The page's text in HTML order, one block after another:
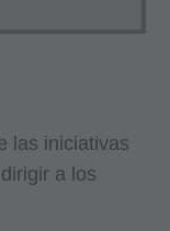
las iniciativas
a los
uso, el de
limitado
programas